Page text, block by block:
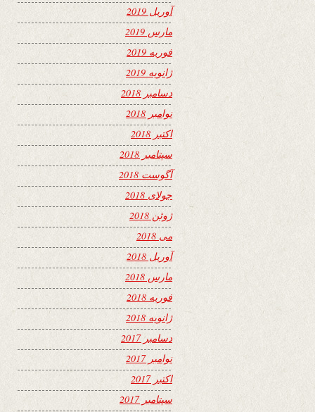
آوریل 2019
مارس 2019
فوریه 2019
ژانویه 2019
دسامبر 2018
نوامبر 2018
اکتبر 2018
سپتامبر 2018
آگوست 2018
جولای 2018
ژوئن 2018
می 2018
آوریل 2018
مارس 2018
فوریه 2018
ژانویه 2018
دسامبر 2017
نوامبر 2017
اکتبر 2017
سپتامبر 2017